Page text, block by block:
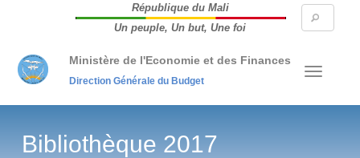
République du Mali
Un peuple, Un but, Une foi
form
Ministère de l'Economie et des Finances
Direction Générale du Budget
Bibliothèque 2017